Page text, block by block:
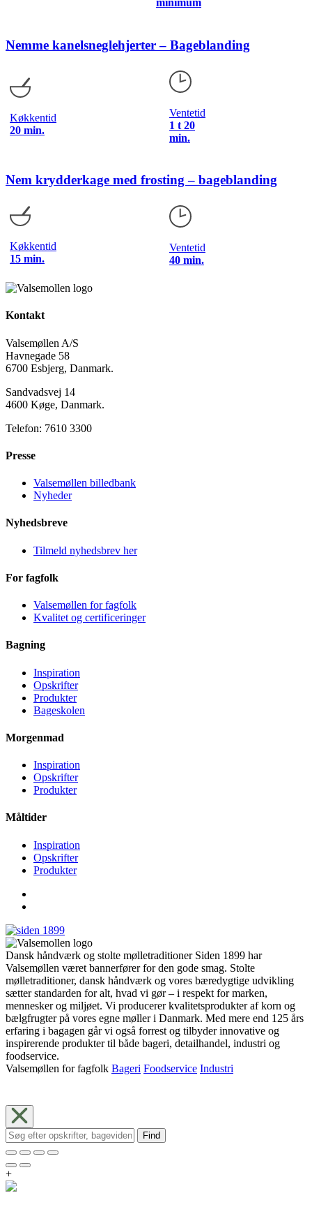
minimum
Nemme kanelsneglehjerter – Bageblanding
Køkkentid
20 min.
Ventetid
1 t 20
min.
Nem krydderkage med frosting – bageblanding
Køkkentid
15 min.
Ventetid
40 min.
Kontakt
Valsemøllen A/S
Havnegade 58
6700 Esbjerg, Danmark.
Sandvadsvej 14
4600 Køge, Danmark.
Telefon: 7610 3300
Presse
Valsemøllen billedbank
Nyheder
Nyhedsbreve
Tilmeld nyhedsbrev her
For fagfolk
Valsemøllen for fagfolk
Kvalitet og certificeringer
Bagning
Inspiration
Opskrifter
Produkter
Bageskolen
Morgenmad
Inspiration
Opskrifter
Produkter
Måltider
Inspiration
Opskrifter
Produkter
Dansk håndværk og stolte mølletraditioner Siden 1899 har
Valsemøllen været bannerfører for den gode smag. Stolte
mølletraditioner, dansk håndværk og vores bæredygtige udvikling
sætter standarden for alt, hvad vi gør – i respekt for marken,
mennesker og miljøet. Vi producerer kvalitetsprodukter af korn og
bælgfrugter på vores egne møller i Danmark. Med mere end 125 års
erfaring i bagagen går vi også forrest og tilbyder innovative og
inspirerende produkter til både bageri, detailhandel, industri og
foodservice.
Valsemøllen for fagfolk Bageri Foodservice Industri
Find
+